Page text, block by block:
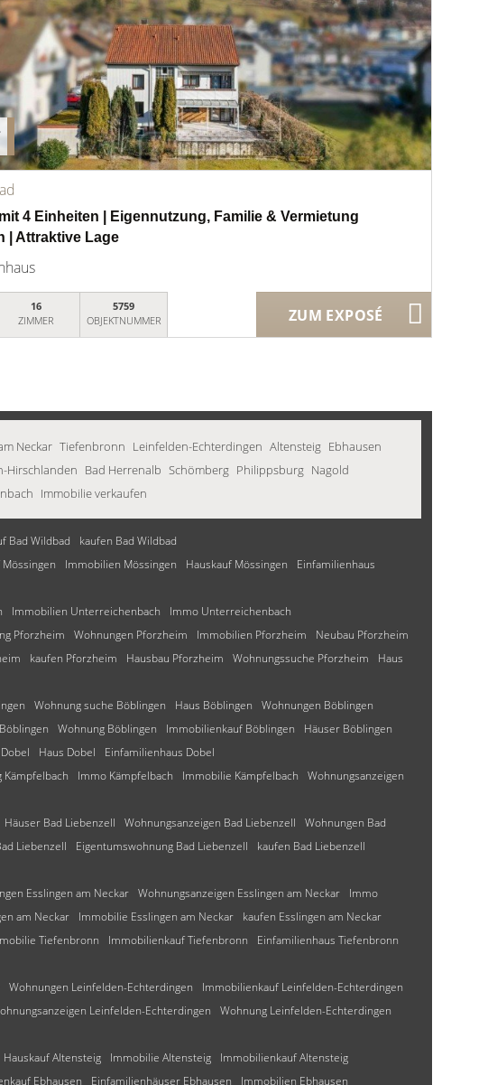
4 Einheiten | Eigennutzung, Familie & Vermietung
| Attraktive Lage
16
ZIMMER
5759
OBJEKTNUMMER
ZUM EXPOSÉ
Neckar Tiefenbronn Leinfelden-Echterdingen Altensteig Ebhausen
Hirschlanden Bad Herrenalb Schömberg Philippsburg Nagold
Immobilie verkaufen
Bad Wildbad
kaufen Bad Wildbad
Immobilien Mössingen Hauskauf Mössingen
Einfamilienhaus
Immobilien Unterreichenbach
Immo Unterreichenbach
Pforzheim Wohnungen Pforzheim Immobilien Pforzheim
Neubau Pforzheim
kaufen Pforzheim Hausbau Pforzheim Wohnungssuche Pforzheim
Haus
Wohnung suche Böblingen Haus Böblingen
Wohnungen Böblingen
Wohnung Böblingen Immobilienkauf Böblingen
Häuser Böblingen
Haus Dobel
Einfamilienhaus Dobel
Kämpfelbach Immo Kämpfelbach Immobilie Kämpfelbach
Wohnungsanzeigen
Häuser Bad Liebenzell Wohnungsanzeigen Bad Liebenzell
Wohnungen Bad
Liebenzell Eigentumswohnung Bad Liebenzell
kaufen Bad Liebenzell
Esslingen am Neckar Wohnungsanzeigen Esslingen am Neckar
Immo
am Neckar Immobilie Esslingen am Neckar
kaufen Esslingen am Neckar
Tiefenbronn Immobilienkauf Tiefenbronn
Einfamilienhaus Tiefenbronn
Wohnungen Leinfelden-Echterdingen
Immobilienkauf Leinfelden-Echterdingen
Leinfelden-Echterdingen
Wohnung Leinfelden-Echterdingen
Hauskauf Altensteig Immobilie Altensteig
Immobilienkauf Altensteig
Ebhausen Einfamilienhäuser Ebhausen
Immobilien Ebhausen